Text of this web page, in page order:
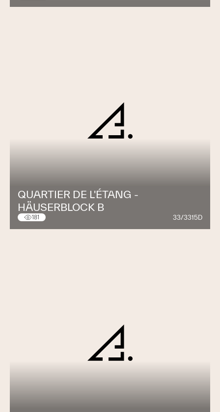
QUARTIER DE L'ÉTANG -
HÄUSERBLOCK B
181 33/3315D